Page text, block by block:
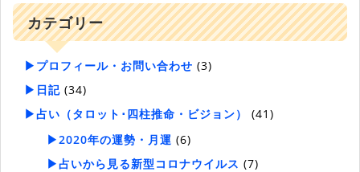
カテゴリー
▶プロフィール・お問い合わせ (3)
▶日記 (34)
▶占い（タロット･四柱推命・ビジョン）
(41)
▶2020年の運勢・月運 (6)
▶占いから見る新型コロナウイルス (7)